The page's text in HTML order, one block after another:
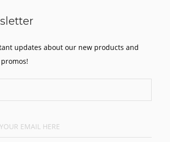
updates about our new products and